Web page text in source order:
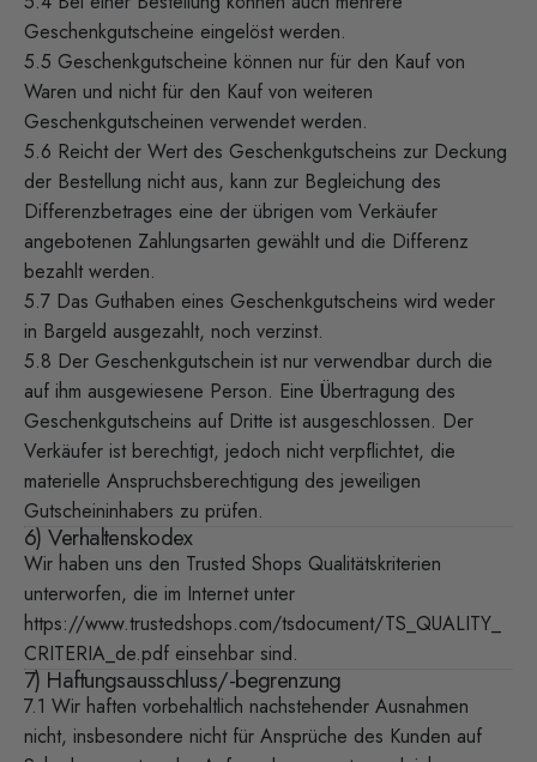
Geschenkgutscheine eingelöst werden.
5.5 Geschenkgutscheine können nur für den Kauf von
Waren und nicht für den Kauf von weiteren
Geschenkgutscheinen verwendet werden.
5.6 Reicht der Wert des Geschenkgutscheins zur Deckung
der Bestellung nicht aus, kann zur Begleichung des
Differenzbetrages eine der übrigen vom Verkäufer
angebotenen Zahlungsarten gewählt und die Differenz
bezahlt werden.
5.7 Das Guthaben eines Geschenkgutscheins wird weder
in Bargeld ausgezahlt, noch verzinst.
5.8 Der Geschenkgutschein ist nur verwendbar durch die
auf ihm ausgewiesene Person. Eine Übertragung des
Geschenkgutscheins auf Dritte ist ausgeschlossen. Der
Verkäufer ist berechtigt, jedoch nicht verpflichtet, die
materielle Anspruchsberechtigung des jeweiligen
Gutscheininhabers zu prüfen.
6) Verhaltenskodex
Wir haben uns den Trusted Shops Qualitätskriterien
unterworfen, die im Internet unter
https://www.trustedshops.com/tsdocument/TS_QUALITY_
CRITERIA_de.pdf einsehbar sind.
7) Haftungsausschluss/-begrenzung
7.1 Wir haften vorbehaltlich nachstehender Ausnahmen
nicht, insbesondere nicht für Ansprüche des Kunden auf